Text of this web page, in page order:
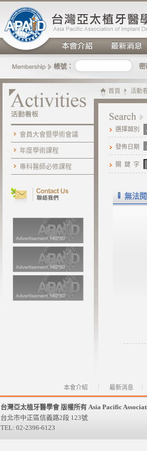
帳號： 密
會員大會暨學術會議
年度學術課程
專科醫師必修課程
首頁 活動
選擇類別
發佈日期
關 鍵 字
無法
本會介紹 最新消息
台灣亞太植牙醫學會 版權所有 Asia Pacific
台北市中正區信義路2段 123號
TEL: 02-2396-6123